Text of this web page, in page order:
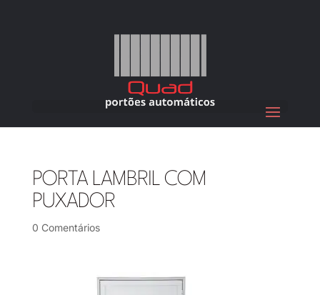
PORTA LAMBRIL COM
PUXADOR
0 Comentários